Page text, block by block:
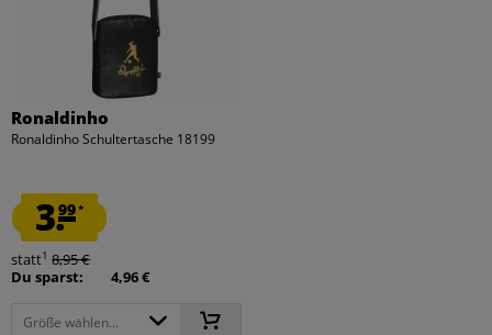
Ronaldinho
Ronaldinho Schultertasche 18199
3.99*
statt1 8,95 €
Du sparst:
4,96 €
Größe wählen...